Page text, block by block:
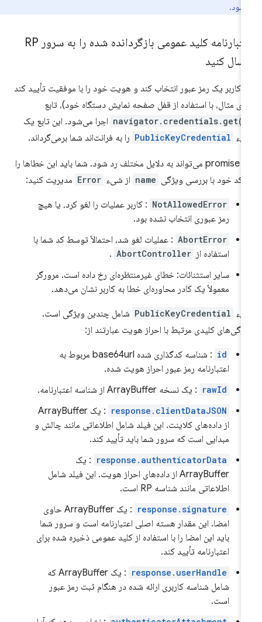
اعتبارنامه کلید عمومی بازگردانده شده را به سرور RP
کنید
کاربر یک رمز عبور انتخاب کند و هویت خود را با موفقیت تأیید کند
مثال، با استفاده از قفل صفحه نمایش دستگاه خود)، تابع
navigator.credentials.get() ‎ اجرا می‌شود. این تابع یک
PublicKeyCredential را به فرانت‌اند شما برمی‌گرداند.
این promise می‌تواند به دلایل مختلف رد شود. شما باید این خطاها را
کد خود با بررسی ویژگی name از شیء Error مدیریت کنید:
NotAllowedError : کاربر عملیات را لغو کرد، یا هیچ
رمز عبوری انتخاب نشده بود.
AbortError : عملیات لغو شد، احتمالاً توسط کد شما با
استفاده از AbortController
.
سایر استثنائات: خطای غیرمنتظره‌ای رخ داده است. مرورگر
معمولاً یک کادر محاوره‌ای خطا به کاربر نشان می‌دهد.
PublicKeyCredential شامل چندین ویژگی است.
کلیدی مرتبط با احراز هویت عبارتند از:
id
: شناسه کدگذاری شده base64url مربوط به
اعتبارنامه رمز عبور احراز هویت شده.
rawId : یک نسخه ArrayBuffer از شناسه اعتبارنامه.
response.clientDataJSON
: یک ArrayBuffer
از داده‌های کلاینت. این فیلد شامل اطلاعاتی مانند چالش و
مبدایی است که سرور شما باید تأیید کند.
response.authenticatorData : یک
ArrayBuffer از داده‌های احراز هویت. این فیلد شامل
اطلاعاتی مانند شناسه RP است.
response.signature
: یک ArrayBuffer حاوی
امضا. این مقدار هسته اصلی اعتبارنامه است و سرور شما
باید این امضا را با استفاده از کلید عمومی ذخیره شده برای
اعتبارنامه تأیید کند.
response.userHandle
: یک ArrayBuffer که
شامل شناسه کاربری ارائه شده در هنگام ثبت رمز عبور
است.